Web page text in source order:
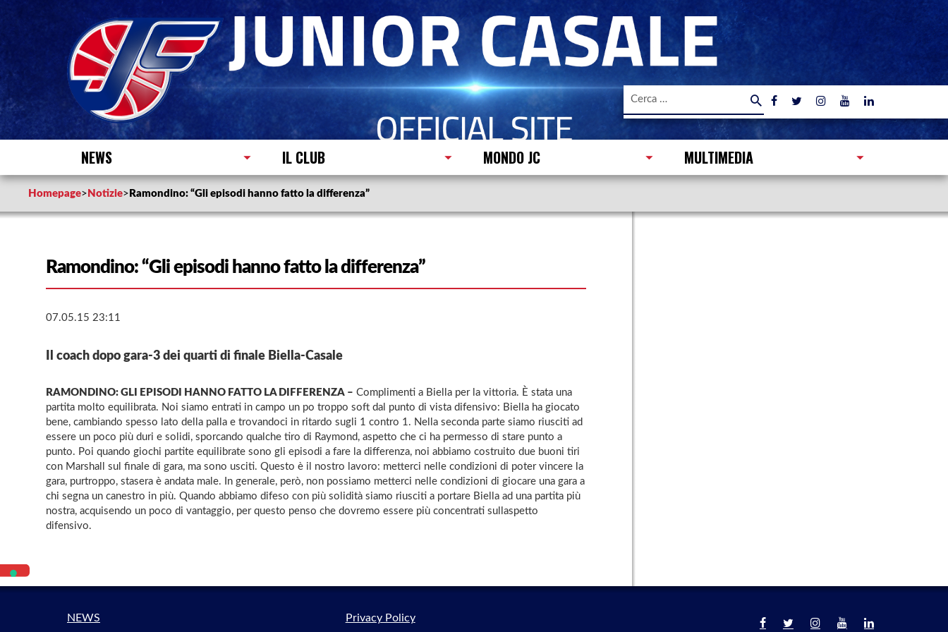
Ricerca
NEWS IL CLUB MONDO JC MULTIMEDIA
Homepage> Notizie> Ramondino: “Gli episodi hanno fatto la differenza”
Ramondino: “Gli episodi hanno fatto la differenza”
07.05.15 23:11
Il coach dopo gara-3 dei quarti di finale Biella-Casale
RAMONDINO: GLI EPISODI HANNO FATTO LA DIFFERENZA – Complimenti a Biella per la vittoria. È stata una
partita molto equilibrata. Noi siamo entrati in campo un po troppo soft dal punto di vista difensivo: Biella ha giocato
bene, cambiando spesso lato della palla e trovandoci in ritardo sugli 1 contro 1. Nella seconda parte siamo riusciti ad
essere un poco più duri e solidi, sporcando qualche tiro di Raymond, aspetto che ci ha permesso di stare punto a
punto. Poi quando giochi partite equilibrate sono gli episodi a fare la differenza, noi abbiamo costruito due buoni tiri
con Marshall sul finale di gara, ma sono usciti. Questo è il nostro lavoro: metterci nelle condizioni di poter vincere la
gara, purtroppo, stasera è andata male. In generale, però, non possiamo metterci nelle condizioni di giocare una gara a
chi segna un canestro in più. Quando abbiamo difeso con più solidità siamo riusciti a portare Biella ad una partita più
nostra, acquisendo un poco di vantaggio, per questo penso che dovremo essere più concentrati sullaspetto
difensivo.
NEWS Privacy Policy